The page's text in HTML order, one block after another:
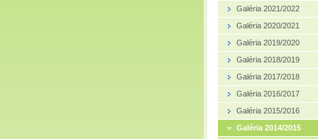
Galéria 2021/2022
Galéria 2020/2021
Galéria 2019/2020
Galéria 2018/2019
Galéria 2017/2018
Galéria 2016/2017
Galéria 2015/2016
Galéria 2014/2015